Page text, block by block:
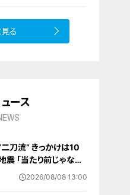
見る
ース
刀流” きっかけは10
震 ｢当たり前じゃなか
ーズンゼロの過酷スケ
2026/08/08 13:00